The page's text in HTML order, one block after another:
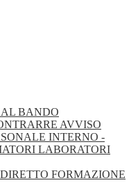
BANDO
AVVISO
INTERNO -
LABORATORI
FORMAZIONE